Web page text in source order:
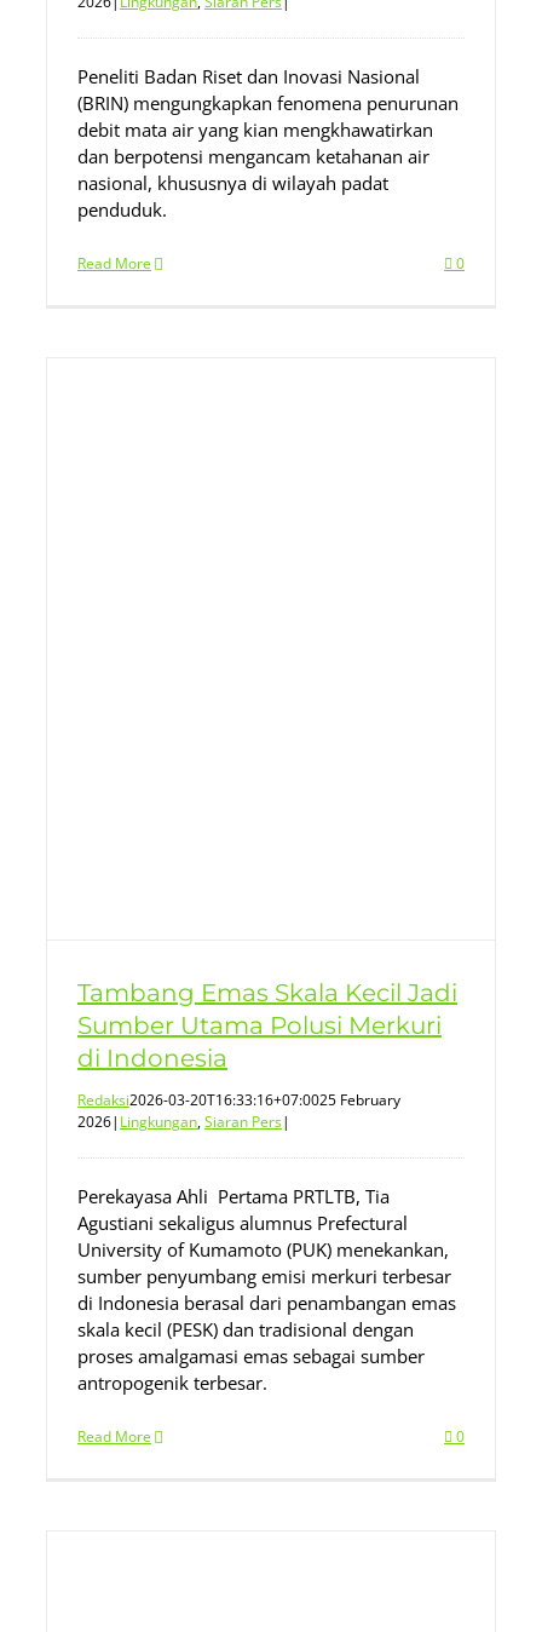
Peneliti Badan Riset dan Inovasi Nasional
(BRIN) mengungkapkan fenomena penurunan
debit mata air yang kian mengkhawatirkan
dan berpotensi mengancam ketahanan air
nasional, khususnya di wilayah padat
penduduk.
Read More 0
Tambang Emas Skala Kecil Jadi
Sumber Utama Polusi Merkuri
di Indonesia
Redaksi2026-03-20T16:33:16+07:0025 February
2026| Lingkungan,Siaran Pers|
Perekayasa Ahli Pertama PRTLTB, Tia
Agustiani sekaligus alumnus Prefectural
University of Kumamoto (PUK) menekankan,
sumber penyumbang emisi merkuri terbesar
di Indonesia berasal dari penambangan emas
skala kecil (PESK) dan tradisional dengan
proses amalgamasi emas sebagai sumber
antropogenik terbesar.
Read More 0